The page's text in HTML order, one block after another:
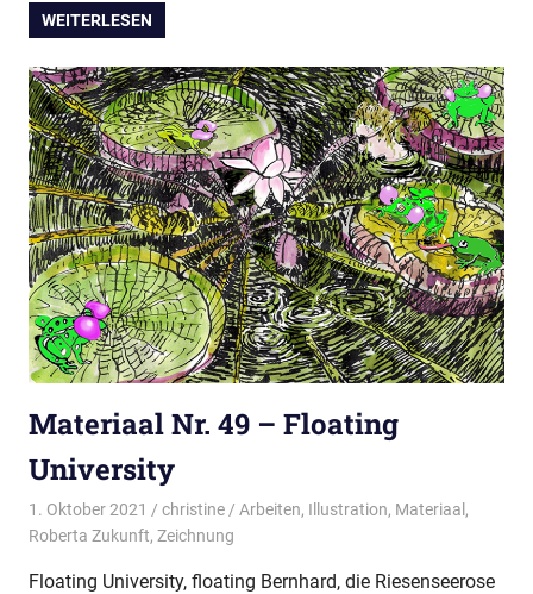
WEITERLESEN
Materiaal Nr. 49 – Floating
University
1. Oktober 2021 christine Arbeiten, Illustration, Materiaal ,
Roberta Zukunft, Zeichnung
Floating University, floating Bernhard, die Riesenseerose